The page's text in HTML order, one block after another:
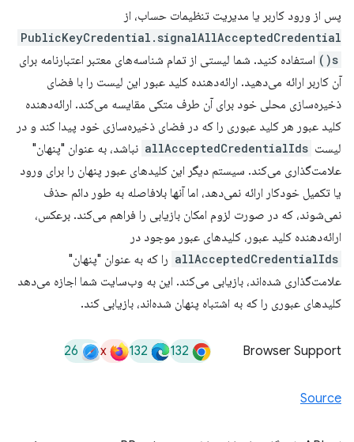
پس از ورود کاربر یا مدیریت تنظیمات حساب، از
PublicKeyCredential.signalAllAcceptedCredential
s()
استفاده کنید. شما لیستی از تمام شناسه‌های معتبر اعتبارنامه برای
آن کاربر ارائه می‌دهید. ارائه‌دهنده کلید عبور این لیست را با فضای
ذخیره‌سازی محلی خود برای آن طرف متکی مقایسه می‌کند. ارائه‌دهنده
کلید عبور هر کلید عبوری را که در فضای ذخیره‌سازی خود پیدا کند و در
لیست allAcceptedCredentialIds نباشد، به عنوان "پنهان"
علامت‌گذاری می‌کند. سیستم دیگر این کلیدهای عبور پنهان را برای ورود
یا تکمیل خودکار ارائه نمی‌دهد، اما آنها بلافاصله به طور دائم حذف
نمی‌شوند، که در صورت لزوم امکان بازیابی را فراهم می‌کند. برعکس،
ارائه‌دهنده کلید عبور، کلیدهای عبور موجود در
allAcceptedCredentialIds را که به عنوان "پنهان"
علامت‌گذاری شده‌اند، بازیابی می‌کند. این به وب‌سایت شما اجازه می‌دهد
کلیدهای عبوری را که به اشتباه پنهان شده‌اند، بازیابی کند.
Browser Support
132
132
x
26
Source